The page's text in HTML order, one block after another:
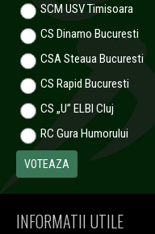
SCM USV Timisoara
CS Dinamo Bucuresti
CSA Steaua Bucuresti
CS Rapid Bucuresti
CS „U” ELBI Cluj
RC Gura Humorului
INFORMATII UTILE